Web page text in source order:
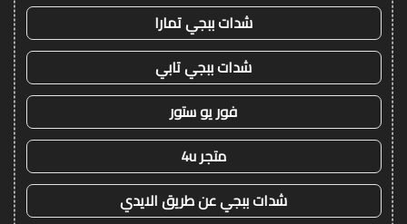
شدات ببجي تمارا
شدات ببجي تابي
فور يو ستور
متجر 4u
شدات ببجي عن طريق الايدي